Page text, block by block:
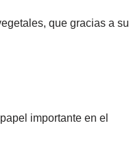
que gracias a su
importante en el